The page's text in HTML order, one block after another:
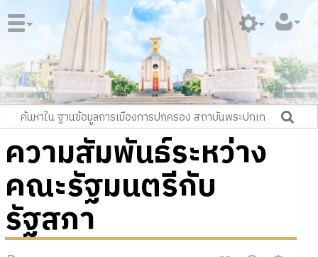
ความสัมพันธ์ระหว่าง
คณะรัฐมนตรีกับ
รัฐสภา